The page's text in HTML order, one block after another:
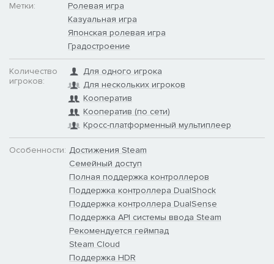
Забирайтесь на скалы, переплывайте реки и озера или
ездите верхом — эти новые действия помогут вам изучать
мир без ограничений!
Играйте в мультиплеер до 4 игроков!
Приглашайте друзей на свой остров, изучайте подземелья
или находите свои собственные способы веселиться вместе!
Если у вас есть два контроллера, вы можете также
использовать функцию семейной кооперативной игры на 2
игроков, где один из вас может присоединиться к
приключениям без необходимости подключения по сети!
Метки:
Ролевая игра
Казуальная игра
Японская ролевая игра
Градостроение
Количество
игроков:
Для одного игрока
Для нескольких игроков
Кооператив
Кооператив (по сети)
Кросс-платформенный мультиплеер
Особенности: Достижения Steam
Семейный доступ
Полная поддержка контроллеров
Поддержка контроллера DualShock
Поддержка контроллера DualSense
Поддержка API системы ввода Steam
Рекомендуется геймпад
Steam Cloud
Поддержка HDR